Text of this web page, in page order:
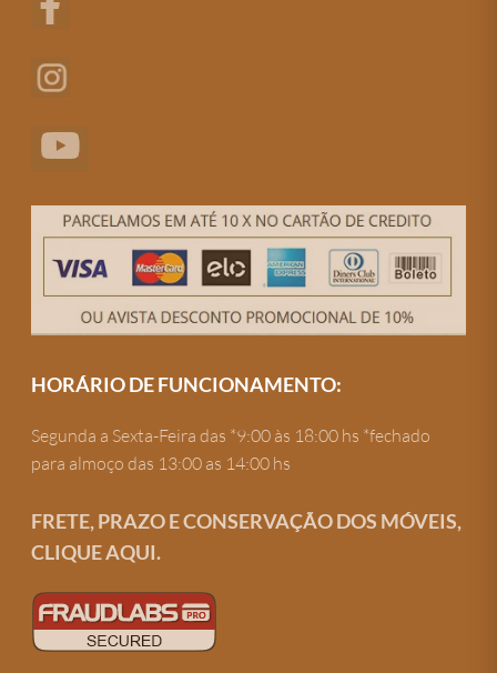
HORÁRIO DE FUNCIONAMENTO:
Segunda a Sexta-Feira das *9:00 às 18:00 hs *fechado
para almoço das 13:00 as 14:00 hs
FRETE, PRAZO E CONSERVAÇÃO DOS MÓVEIS,
CLIQUE AQUI.